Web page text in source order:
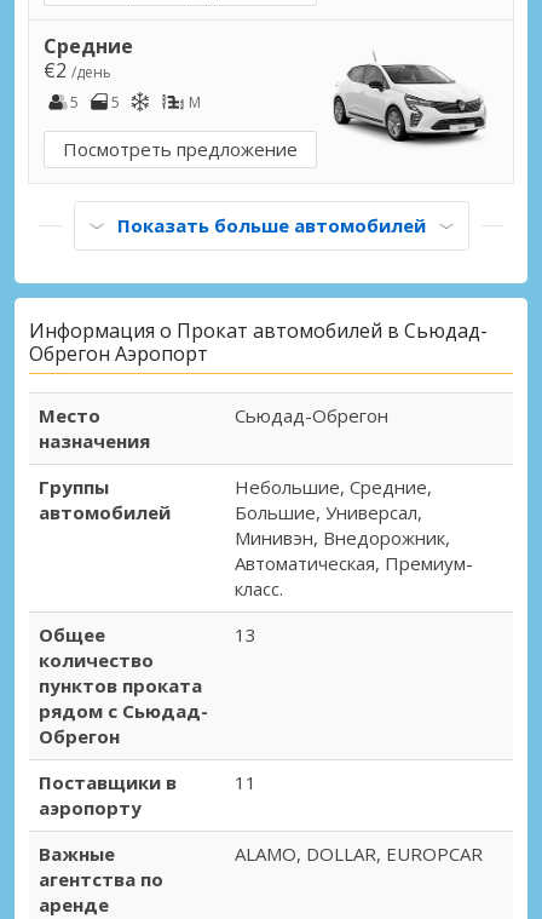
Средние
€2 /день
5
5 M
Посмотреть предложение
Показать больше автомобилей
Информация о Прокат автомобилей в Сьюдад-
Обрегон Аэропорт
Место
назначения
Сьюдад-Обрегон
Группы
автомобилей
Небольшие, Средние,
Большие, Универсал,
Минивэн, Внедорожник,
Автоматическая, Премиум-
класс.
Общее
количество
пунктов проката
рядом с Сьюдад-
Обрегон
13
Поставщики в
аэропорту
11
Важные
агентства по
аренде
ALAMO, DOLLAR, EUROPCAR